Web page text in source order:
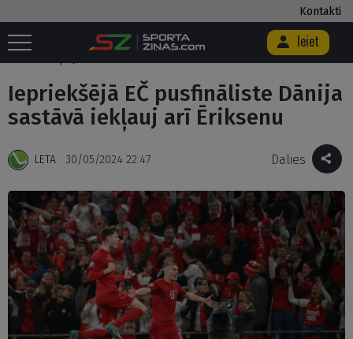
Kontakti
Ieiet
Sākums / Euro 2024 / Iepriekšējā EČ pusfināliste Dānija
Iepriekšējā EČ pusfināliste Dānija
sastāvā iekļauj arī Ēriksenu
LETA 30/05/2024 22:47 Dalies